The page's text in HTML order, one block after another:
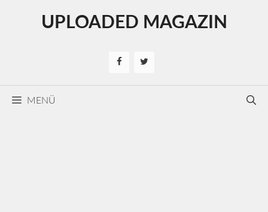
UPLOADED MAGAZIN
MENÜ